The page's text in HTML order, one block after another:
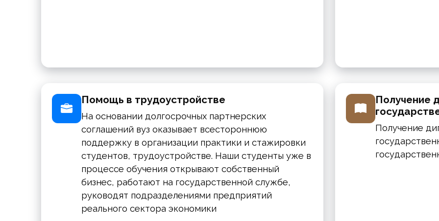
Помощь в трудоустройстве
На основании долгосрочных партнерских
соглашений вуз оказывает всестороннюю
поддержку в организации практики и стажировки
студентов, трудоустройстве. Наши студенты уже в
процессе обучения открывают собственный
бизнес, работают на государственной службе,
руководят подразделениями предприятий
реального сектора экономики
Получение
Получение